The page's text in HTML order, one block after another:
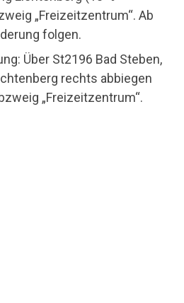
„Freizeitzentrum“. Ab
folgen.
Über St2196 Bad Steben,
rechts abbiegen
„Freizeitzentrum“.